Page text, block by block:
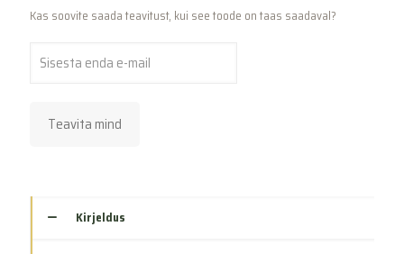
Kas soovite saada teavitust, kui see toode on taas saadaval?
Teavita mind
Kirjeldus